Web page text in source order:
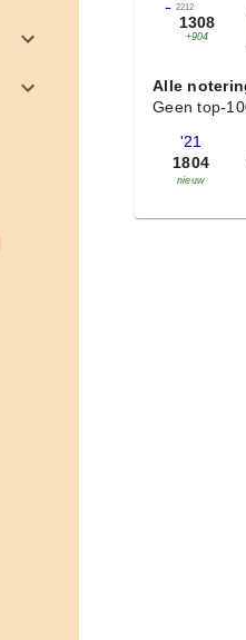
← 2212
1308
+904
Alle
Geen top-
'21
1804
nieuw